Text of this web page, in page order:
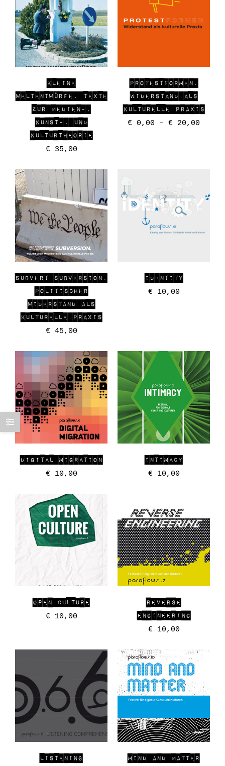
KLEINE
WELTENTWÜRFE. TEXTE
ZUR MEDIEN-,
KUNST-, UND
KULTURTHEORIE
€ 35,00
PROTESTFORMEN.
WIDERSTAND ALS
KULTURELLE PRAXIS
€ 0,00 – € 20,00
SUBVERT SUBVERSION.
POLITISCHER
WIDERSTAND ALS
KULTURELLE PRAXIS
€ 45,00
IDENTITY
€ 10,00
DIGITAL MIGRATION
€ 10,00
INTIMACY
€ 10,00
OPEN CULTURE
€ 10,00
REVERSE
ENGINEERING
€ 10,00
LISTENING
MIND AND MATTER